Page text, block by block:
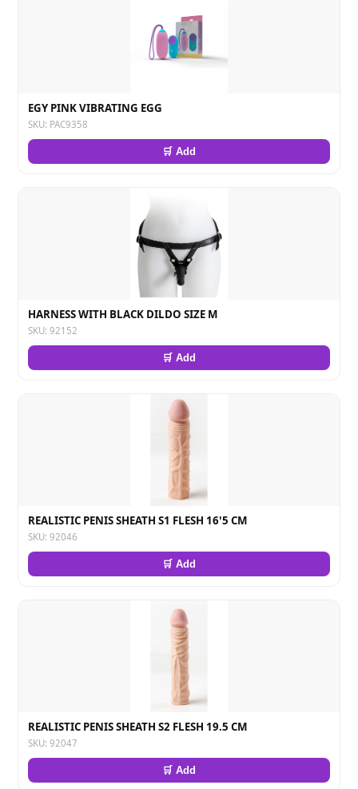
EGY PINK VIBRATING EGG
SKU: PAC9358
🛒 Add
HARNESS WITH BLACK DILDO SIZE M
SKU: 92152
🛒 Add
REALISTIC PENIS SHEATH S1 FLESH 16'5 CM
SKU: 92046
🛒 Add
REALISTIC PENIS SHEATH S2 FLESH 19.5 CM
SKU: 92047
🛒 Add